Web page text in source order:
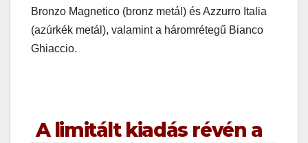
Bronzo Magnetico (bronz metál) és Azzurro Italia
(azúrkék metál), valamint a háromrétegű Bianco
Ghiaccio.
A limitált kiadás révén a